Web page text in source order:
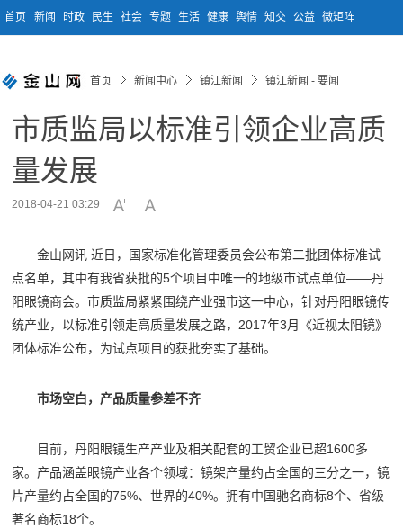
首页 新闻 时政 民生 社会 专题 生活 健康 舆情 知交 公益 微矩阵
首页 新闻中心 镇江新闻 镇江新闻 - 要闻
市质监局以标准引领企业高质
量发展
2018-04-21 03:29
金山网讯 近日，国家标准化管理委员会公布第二批团体标准试
点名单，其中有我省获批的5个项目中唯一的地级市试点单位——丹
阳眼镜商会。市质监局紧紧围绕产业强市这一中心，针对丹阳眼镜传
统产业，以标准引领走高质量发展之路，2017年3月《近视太阳镜》
团体标准公布，为试点项目的获批夯实了基础。
市场空白，产品质量参差不齐
目前，丹阳眼镜生产产业及相关配套的工贸企业已超1600多
家。产品涵盖眼镜产业各个领域：镜架产量约占全国的三分之一，镜
片产量约占全国的75%、世界的40%。拥有中国驰名商标8个、省级
著名商标18个。